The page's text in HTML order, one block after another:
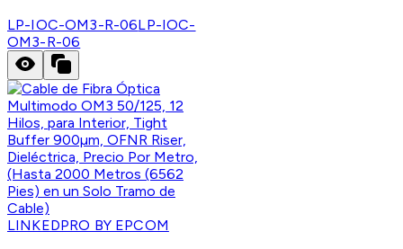
LP-IOC-OM3-R-06LP-IOC-
OM3-R-06
LINKEDPRO BY EPCOM